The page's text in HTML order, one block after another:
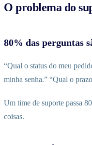
O problema do
80% das perguntas
“Qual o status do meu
minha senha.” “Qual o
Um time de suporte passa
coisas.